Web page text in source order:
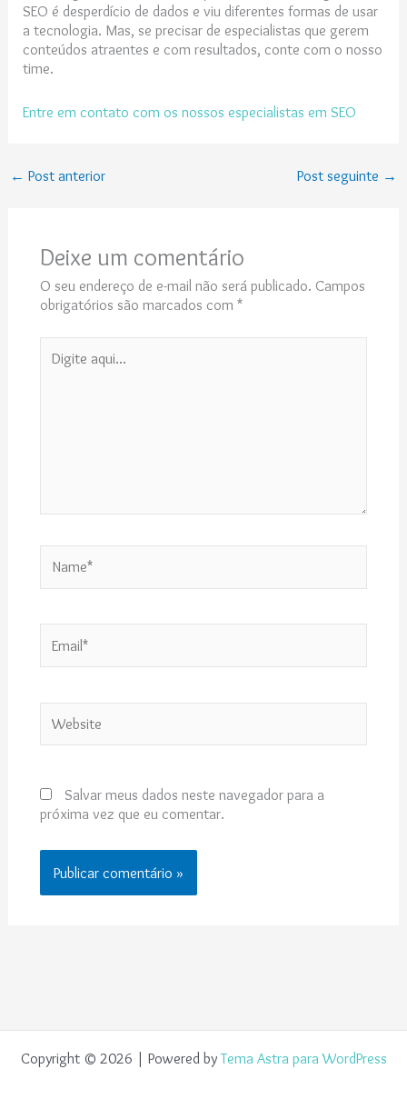
SEO é desperdício de dados e viu diferentes formas de usar
a tecnologia. Mas, se precisar de especialistas que gerem
conteúdos atraentes e com resultados, conte com o nosso
time.
Entre em contato com os nossos especialistas em SEO
← Post anterior Post seguinte →
Deixe um comentário
O seu endereço de e-mail não será publicado. Campos
obrigatórios são marcados com *
aqui...
Salvar meus dados neste navegador para a
próxima vez que eu comentar.
Copyright © 2026 | Powered byTema Astra para WordPress